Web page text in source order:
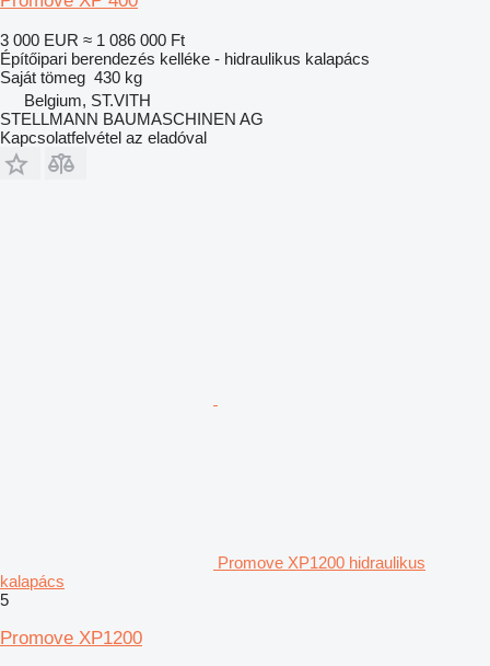
3 000 EUR ≈ 1 086 000 Ft
Építőipari berendezés kelléke - hidraulikus kalapács
Saját tömeg 430 kg
Belgium, ST.VITH
STELLMANN BAUMASCHINEN AG
Kapcsolatfelvétel az eladóval
Promove XP1200 hidraulikus
kalapács
5
Promove XP1200